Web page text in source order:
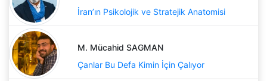
İran’ın Psikolojik ve Stratejik Anatomisi
M. Mücahid SAGMAN
Çanlar Bu Defa Kimin İçin Çalıyor